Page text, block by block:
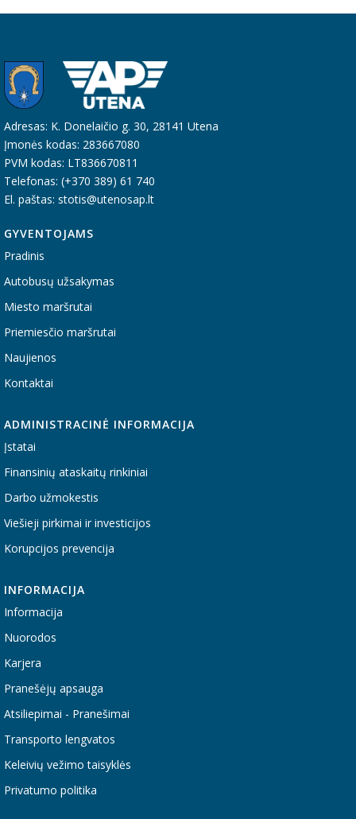
Adresas: K. Donelaičio g. 30, 28141 Utena
Įmonės kodas: 283667080
PVM kodas: LT836670811
Telefonas: (+370 389) 61 740
El. paštas: stotis@utenosap.lt
GYVENTOJAMS
Pradinis
Autobusų užsakymas
Miesto maršrutai
Priemiesčio maršrutai
Naujienos
Kontaktai
ADMINISTRACINĖ INFORMACIJA
Įstatai
Finansinių ataskaitų rinkiniai
Darbo užmokestis
Viešieji pirkimai ir investicijos
Korupcijos prevencija
INFORMACIJA
Informacija
Nuorodos
Karjera
Pranešėjų apsauga
Atsiliepimai - Pranešimai
Transporto lengvatos
Keleivių vežimo taisyklės
Privatumo politika